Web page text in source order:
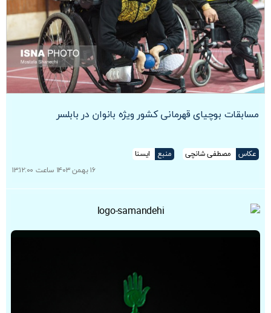
مسابقات بوچیای قهرمانی کشور ویژه بانوان در بابلسر
عکاس مصطفی شانچی منبع
ایسنا
۱۶ بهمن ۱۴۰۳ ساعت ۱۳:۱۲:۰۰